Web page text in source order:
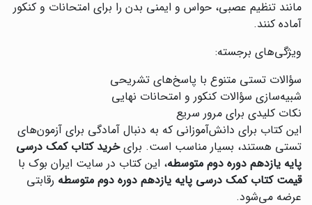
مانند تنظیم عصبی، حواس و ایمنی بدن را برای امتحانات و کنکور
آماده کنند.
ویژگی‌های برجسته:
سؤالات تستی متنوع با پاسخ‌های تشریحی
شبیه‌سازی سؤالات کنکور و امتحانات نهایی
نکات کلیدی برای مرور سریع
این کتاب برای دانش‌آموزانی که به دنبال آمادگی برای آزمون‌های
تستی هستند، بسیار مناسب است. برایخرید کتاب کمک درسی
پایه یازدهم دوره دوم متوسطه، این کتاب در سایت ایران بوک با
قیمت کتاب کمک درسی پایه یازدهم دوره دوم متوسطه رقابتی
عرضه می‌شود.